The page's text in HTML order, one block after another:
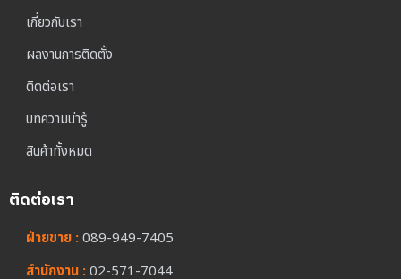
เกี่ยวกับเรา
ผลงานการติดตั้ง
ติดต่อเรา
บทความน่ารู้
สินค้าทั้งหมด
ติดต่อเรา
ฝ่ายขาย :089-949-7405
สำนักงาน :02-571-7044